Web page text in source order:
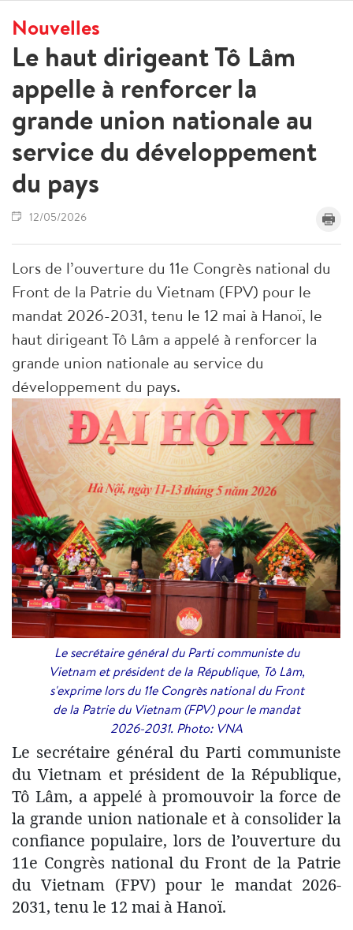
Nouvelles
Le haut dirigeant Tô Lâm
appelle à renforcer la
grande union nationale au
service du développement
du pays
12/05/2026
Lors de l’ouverture du 11e Congrès national du
Front de la Patrie du Vietnam (FPV) pour le
mandat 2026-2031, tenu le 12 mai à Hanoï, le
haut dirigeant Tô Lâm a appelé à renforcer la
grande union nationale au service du
développement du pays.
Le secrétaire général du Parti communiste du
Vietnam et président de la République, Tô Lâm,
s'exprime lors du 11e Congrès national du Front
de la Patrie du Vietnam (FPV) pour le mandat
2026-2031. Photo: VNA
Le secrétaire général du Parti communiste
du Vietnam et président de la République,
Tô Lâm, a appelé à promouvoir la force de
la grande union nationale et à consolider la
confiance populaire, lors de l’ouverture du
11e Congrès national du Front de la Patrie
du Vietnam (FPV) pour le mandat 2026-
2031, tenu le 12 mai à Hanoï.